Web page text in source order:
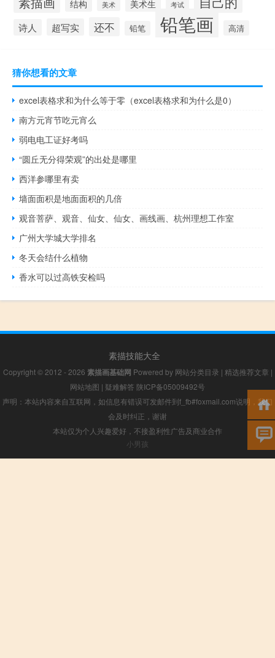
结构 美术 美术生 考试
诗人 超写实 还不 铅笔 铅笔画 高清
猜你想看的文章
excel表格求和为什么等于零（excel表格求和为什么是0）
南方元宵节吃元宵么
弱电电工证好考吗
“圆丘无分得荣观”的出处是哪里
西洋参哪里有卖
墙面面积是地面面积的几倍
观音菩萨、观音、仙女、仙女、画线画、杭州理想工作室
广州大学城大学排名
冬天会结什么植物
香水可以过高铁安检吗
素描技能大全
Copyright © 2012 - 2026 素描画基础网 Powered by 网站分类目录 | 精选推荐文章 |
网站地图 | 疑难解答 陕ICP备05009492号
声明：本站内容来自互联网，如信息有错误可发邮件到f_fb#foxmail.com说明，我们
会及时纠正，谢谢
本站仅为个人兴趣爱好，不接盈利性广告及商业合作
小男孩